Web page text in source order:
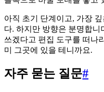
아직 초기 단계이고, 가장
다. 하지만 방향은 분명합
쓰겠다고 편집 도구를 떠나
미 그곳에 있을 테니까요.
자주 묻는 질문#